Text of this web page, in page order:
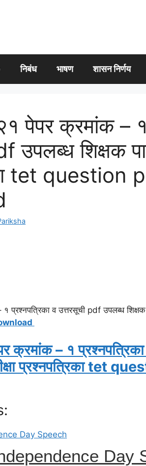
निबंध भाषण शासन निर्णय
पेपर क्रमांक – १
उपलब्ध शिक्षक
tet question
व उत्तरसूची pdf उपलब्ध शिक्षक
क्रमांक – १
प्रश्नपत्रिका tet
Day